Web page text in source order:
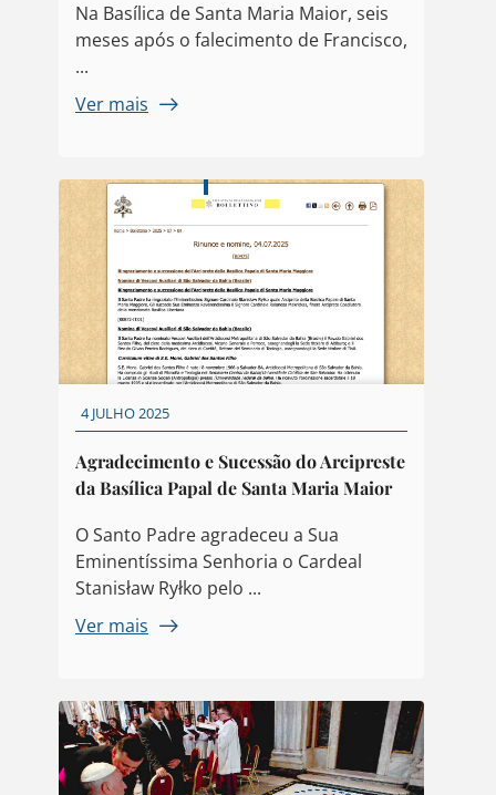
Na Basílica de Santa Maria Maior, seis
meses após o falecimento de Francisco,
...
Ver mais
4 JULHO 2025
Agradecimento e Sucessão do Arcipreste
da Basílica Papal de Santa Maria Maior
O Santo Padre agradeceu a Sua
Eminentíssima Senhoria o Cardeal
Stanisław Ryłko pelo ...
Ver mais